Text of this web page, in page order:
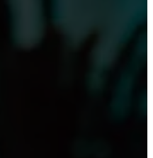
åbent
fra blandt